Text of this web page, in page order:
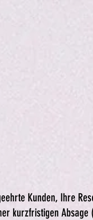
Kunden, Ihre
kurzfristigen